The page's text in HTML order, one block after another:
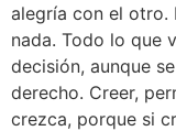
alegría con el otro.
nada. Todo lo que
decisión, aunque
derecho. Creer,
crezca, porque si